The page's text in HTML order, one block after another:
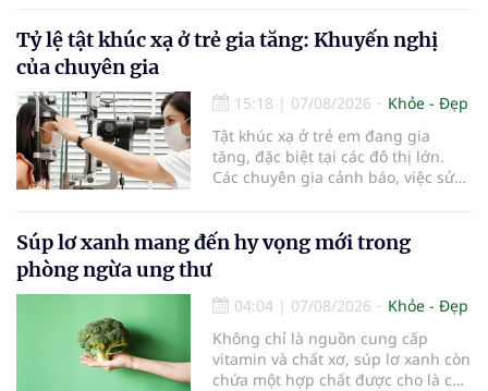
nhân…
Tỷ lệ tật khúc xạ ở trẻ gia tăng: Khuyến nghị
của chuyên gia
15:18 | 07/08/2026
Khỏe - Đẹp
Tật khúc xạ ở trẻ em đang gia
tăng, đặc biệt tại các đô thị lớn.
Các chuyên gia cảnh báo, việc sử
trường học tập chưa đạt chuẩn
đang khiến tình trạng cận thị ngày
của gia đình, nhà trường và ngành
y tế để bảo vệ đôi mắt của thế hệ
tương lai.
Súp lơ xanh mang đến hy vọng mới trong
phòng ngừa ung thư
04:04 | 07/08/2026
Khỏe - Đẹp
Không chỉ là nguồn cung cấp
vitamin và chất xơ, súp lơ xanh còn
chứa một hợp chất được cho là có